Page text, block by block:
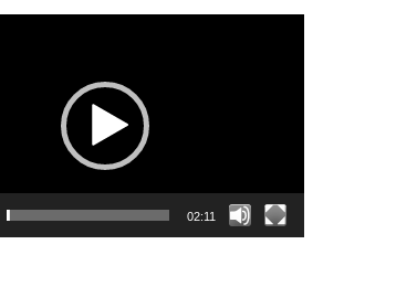
02:11